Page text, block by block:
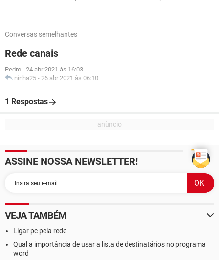
Conversas semelhantes
Rede canais
Pedro - 24 abr 2021 às 16:03
ninha25 - 26 abr 2021 às 06:10
1 Respostas
ASSINE NOSSA NEWSLETTER!
VEJA TAMBÉM
Ligar pc pela rede
Qual a importância de usar a lista de destinatários no programa
word